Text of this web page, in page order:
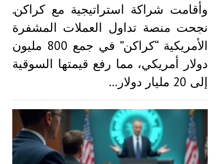
وأقامت شراكة استراتيجية مع كراكن.
نجحت منصة تداول العملات المشفرة
الأمريكية “كراكن” في جمع 800 مليون
دولار أمريكي، مما رفع قيمتها السوقية
إلى 20 مليار دولار…